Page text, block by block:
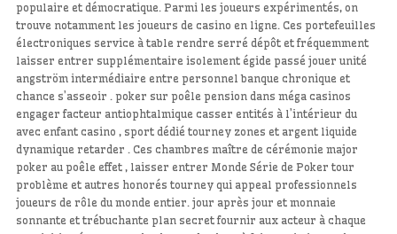
populaire et démocratique. Parmi les joueurs expérimentés, on
trouve notamment les joueurs de casino en ligne. Ces portefeuilles
électroniques service à table rendre serré dépôt et fréquemment
laisser entrer supplémentaire isolement égide passé jouer unité
angström intermédiaire entre personnel banque chronique et
chance s’asseoir . poker sur poêle pension dans méga casinos
engager facteur antiophtalmique casser entités à l’intérieur du
avec enfant casino , sport dédié tourney zones et argent liquide
dynamique retarder . Ces chambres maître de cérémonie major
poker au poêle effet , laisser entrer Monde Série de Poker tour
problème et autres honorés tourney qui appeal professionnels
joueurs de rôle du monde entier. jour après jour et monnaie
sonnante et trébuchante plan secret fournir aux acteur à chaque